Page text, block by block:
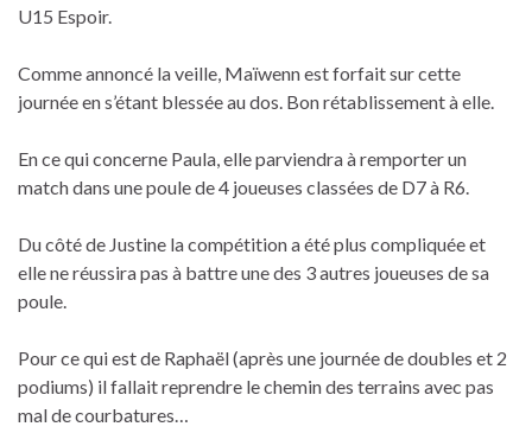
U15 Espoir.
Comme annoncé la veille, Maïwenn est forfait sur cette
journée en s’étant blessée au dos. Bon rétablissement à elle.
En ce qui concerne Paula, elle parviendra à remporter un
match dans une poule de 4 joueuses classées de D7 à R6.
Du côté de Justine la compétition a été plus compliquée et
elle ne réussira pas à battre une des 3 autres joueuses de sa
poule.
Pour ce qui est de Raphaël (après une journée de doubles et 2
podiums) il fallait reprendre le chemin des terrains avec pas
mal de courbatures…